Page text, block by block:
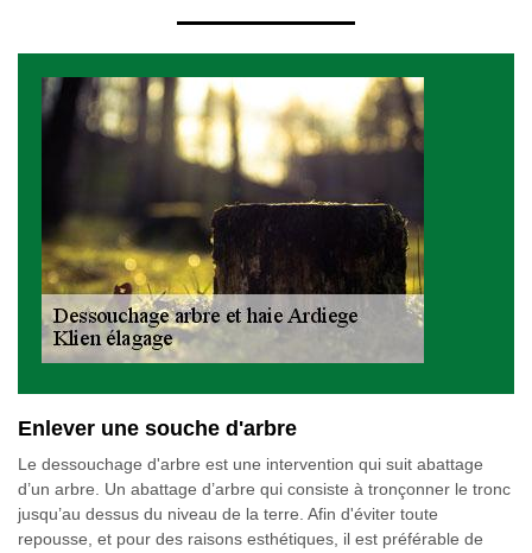
Enlever une souche d'arbre
Le dessouchage d'arbre est une intervention qui suit abattage
d’un arbre. Un abattage d’arbre qui consiste à tronçonner le tronc
jusqu’au dessus du niveau de la terre. Afin d'éviter toute
repousse, et pour des raisons esthétiques, il est préférable de